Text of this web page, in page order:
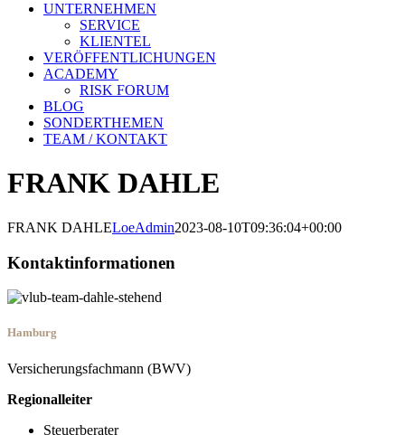
UNTERNEHMEN
SERVICE
KLIENTEL
VERÖFFENTLICHUNGEN
ACADEMY
RISK FORUM
BLOG
SONDERTHEMEN
TEAM / KONTAKT
FRANK DAHLE
FRANK DAHLELoeAdmin2023-08-10T09:36:04+00:00
Kontaktinformationen
Hamburg
Versicherungsfachmann (BWV)
Regionalleiter
Steuerberater